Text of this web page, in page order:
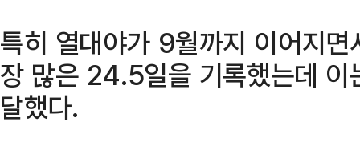
특히 열대야가 9월까지 이어지
장 많은 24.5일을 기록했는데
달했다.